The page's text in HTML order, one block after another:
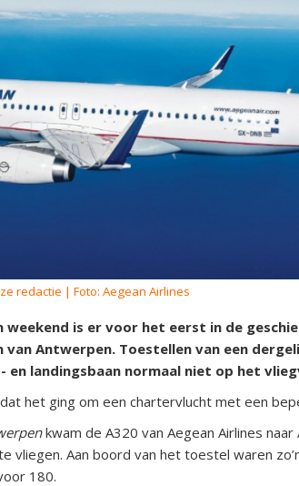
redactie | Foto: Aegean Airlines
weekend is er voor het eerst in de
van Antwerpen. Toestellen van een
landingsbaan normaal niet op het
het ging om een chartervlucht met een
kwam de A320 van Aegean Airlines
vliegen. Aan boord van het toestel waren
180.